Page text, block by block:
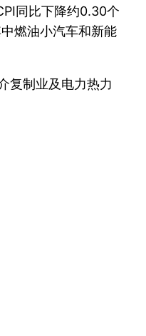
同比下降约0.30个
燃油小汽车和新能
复制业及电力热力